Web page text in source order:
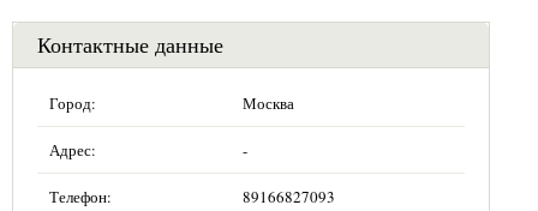
Контактные данные
Город: Москва
Адрес: -
Телефон: 89166827093